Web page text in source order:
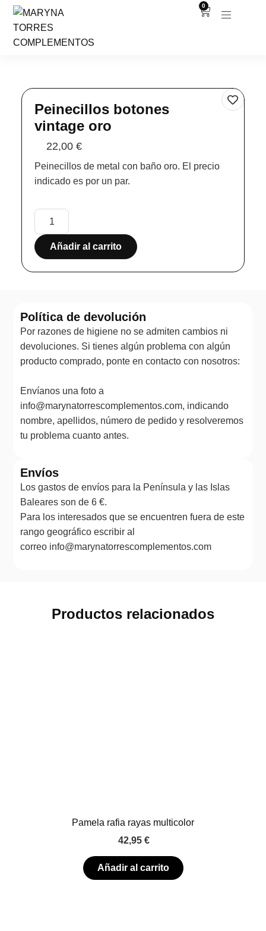
0
Peinecillos botones
vintage oro
22,00€
Peinecillos de metal con baño oro. El precio
indicado es por un par.
Añadir al carrito
Política de devolución
Por razones de higiene no se admiten cambios ni
devoluciones. Si tienes algún problema con algún
producto comprado, ponte en contacto con nosotros:
Envíanos una foto a
info@marynatorrescomplementos.com, indicando
nombre, apellidos, número de pedido y resolveremos
tu problema cuanto antes.
Envíos
Los gastos de envíos para la Península y las Islas
Baleares son de 6 €.
Para los interesados que se encuentren fuera de este
rango geográfico escribir al
correo info@marynatorrescomplementos.com
Productos relacionados
Pamela rafia rayas multicolor
42,95 €
Añadir al carrito